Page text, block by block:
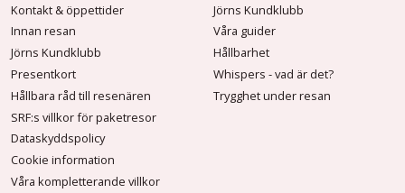
Kontakt & öppettider
Innan resan
Jörns Kundklubb
Presentkort
Hållbara råd till resenären
SRF:s villkor för paketresor
Dataskyddspolicy
Cookie information
Våra kompletterande villkor
Jörns Kundklubb
Våra guider
Hållbarhet
Whispers - vad är det?
Trygghet under resan